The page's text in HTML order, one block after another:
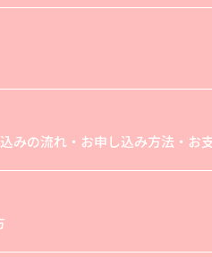
みの流れ・お申し込み方法・お